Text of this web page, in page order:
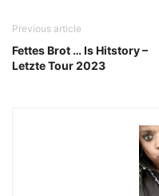
Previous article
Fettes Brot … Is Hitstory –
Letzte Tour 2023